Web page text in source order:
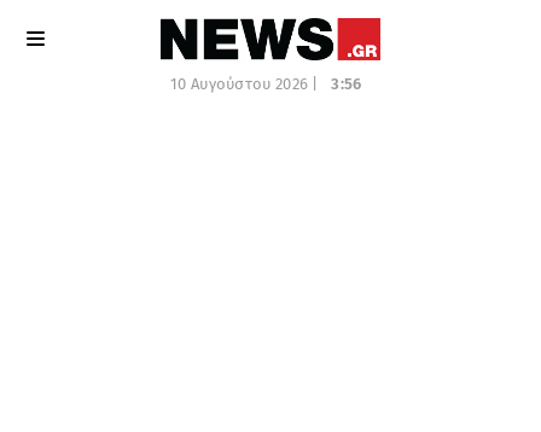
10 Αυγούστου 2026 | 3:56